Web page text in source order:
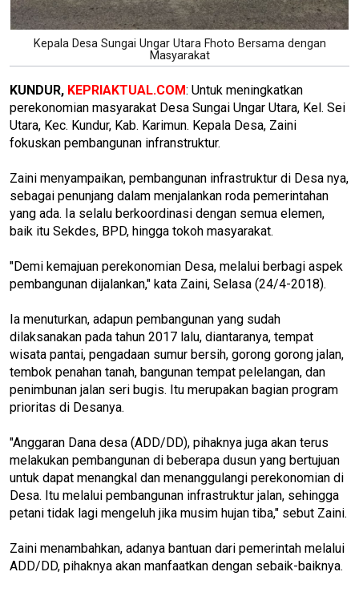
Kepala Desa Sungai Ungar Utara Fhoto Bersama dengan
Masyarakat
KUNDUR, KEPRIAKTUAL.COM: Untuk meningkatkan
perekonomian masyarakat Desa Sungai Ungar Utara, Kel. Sei
Utara, Kec. Kundur, Kab. Karimun. Kepala Desa, Zaini
fokuskan pembangunan infranstruktur.
Zaini menyampaikan, pembangunan infrastruktur di Desa nya,
sebagai penunjang dalam menjalankan roda pemerintahan
yang ada. Ia selalu berkoordinasi dengan semua elemen,
baik itu Sekdes, BPD, hingga tokoh masyarakat.
"Demi kemajuan perekonomian Desa, melalui berbagi aspek
pembangunan dijalankan," kata Zaini, Selasa (24/4-2018).
Ia menuturkan, adapun pembangunan yang sudah
dilaksanakan pada tahun 2017 lalu, diantaranya, tempat
wisata pantai, pengadaan sumur bersih, gorong gorong jalan,
tembok penahan tanah, bangunan tempat pelelangan, dan
penimbunan jalan seri bugis. Itu merupakan bagian program
prioritas di Desanya.
"Anggaran Dana desa (ADD/DD), pihaknya juga akan terus
melakukan pembangunan di beberapa dusun yang bertujuan
untuk dapat menangkal dan menanggulangi perekonomian di
Desa. Itu melalui pembangunan infrastruktur jalan, sehingga
petani tidak lagi mengeluh jika musim hujan tiba," sebut Zaini.
Zaini menambahkan, adanya bantuan dari pemerintah melalui
ADD/DD, pihaknya akan manfaatkan dengan sebaik-baiknya.